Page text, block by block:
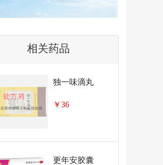
相关药品
独一味滴丸
￥36
更年安胶囊